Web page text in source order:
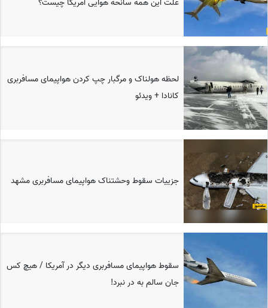
لحظه هولناک و مرگبار چپ کردن هواپیمای مسافربری
کانادا + ویدئو
جزییات سقوط وحشتناک هواپیمای مسافربری مشهد
سقوط هواپیمای مسافربری دیگر در آمریکا / هیچ کس
جان سالم به در نبرد!